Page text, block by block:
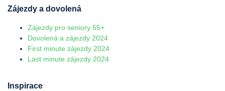
Zájezdy a dovolená
Zájezdy pro seniory 55+
Dovolená a zájezdy 2024
First minute zájezdy 2024
Last minute zájezdy 2024
Inspirace